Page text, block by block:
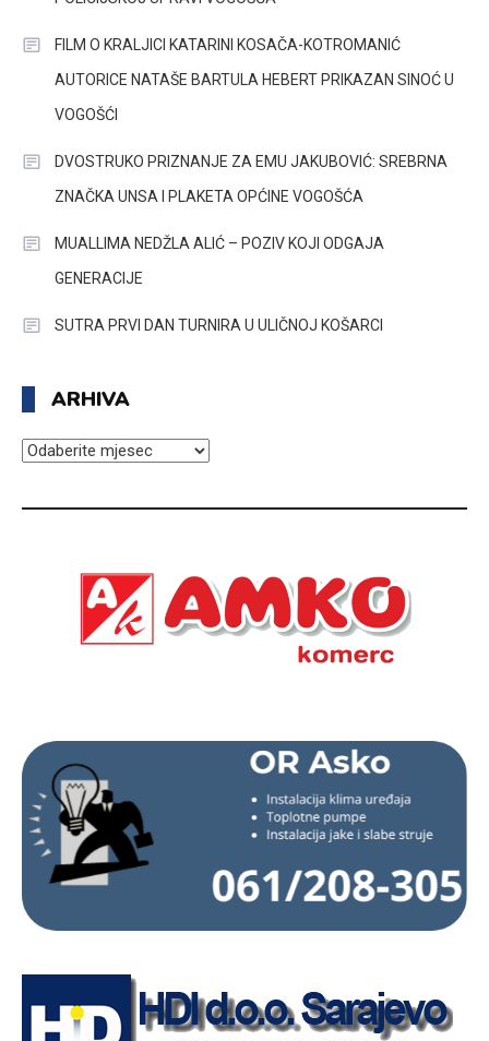
FILM O KRALJICI KATARINI KOSAČA-KOTROMANIĆ
AUTORICE NATAŠE BARTULA HEBERT PRIKAZAN SINOĆ U
VOGOŠĆI
DVOSTRUKO PRIZNANJE ZA EMU JAKUBOVIĆ: SREBRNA
ZNAČKA UNSA I PLAKETA OPĆINE VOGOŠĆA
MUALLIMA NEDŽLA ALIĆ – POZIV KOJI ODGAJA
GENERACIJE
SUTRA PRVI DAN TURNIRA U ULIČNOJ KOŠARCI
ARHIVA
ARHIVA